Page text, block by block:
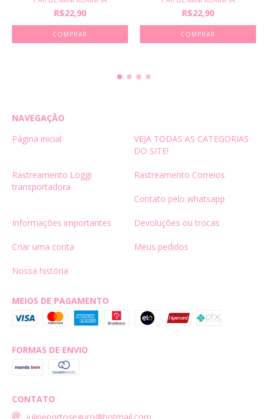
R$22,90
COMPRAR
R$22,90
COMPRAR
NAVEGAÇÃO
Página inicial
VEJA TODAS AS CATEGORIAS
DO SITE!
Rastreamento Loggi
transportadora
Rastreamento Correios
Contato pelo whatsapp
Informações importantes Devoluções ou trocas
Criar uma conta Meus pedidos
Nossa história
MEIOS DE PAGAMENTO
FORMAS DE ENVIO
CONTATO
julineportoseguro@hotmail.com